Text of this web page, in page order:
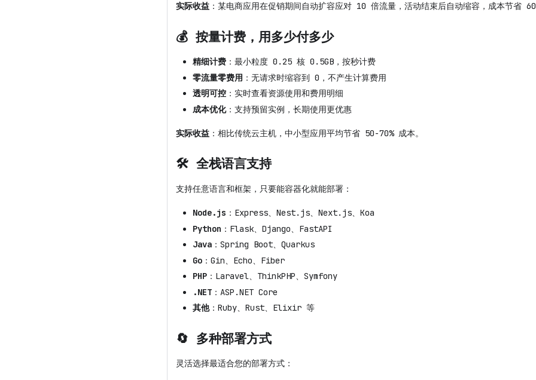
实际收益 ：某电商应用在促销期间自动扩容应对 10 倍流量，活动结束后自动缩容，成本节省
💰 按量计费，用多少付多少
精细计费 ：最小粒度 0.25 核 0.5GB，按秒计费
零流量零费用 ：无请求时缩容到 0，不产生计算费用
透明可控 ：实时查看资源使用和费用明细
成本优化：支持预留实例，长期使用更优惠
实际收益 ：相比传统云主机，中小型应用平均节省 50-70% 成本。
🛠️ 全栈语言支持
支持任意语言和框架，只要能容器化就能部署：
Node.js ：Express、Nest.js、Next.js、Koa
Python ：Flask、Django、FastAPI
Java ：Spring Boot、Quarkus
Go ：Gin、Echo、Fiber
PHP ：Laravel、ThinkPHP、Symfony
.NET ：ASP.NET Core
其他：Ruby、Rust、Elixir 等
🔄 多种部署方式
灵活选择最适合您的部署方式：